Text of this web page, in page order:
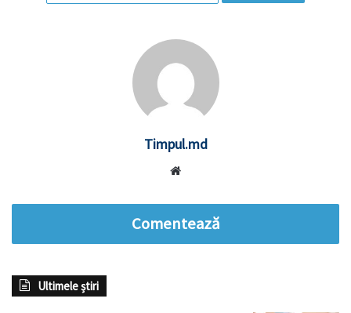
Timpul.md
Comentează
Ultimele știri